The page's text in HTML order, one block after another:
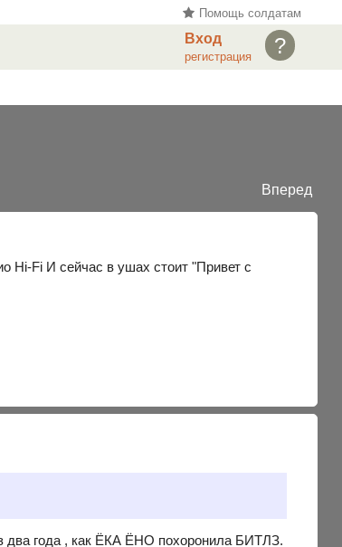
Помощь солдатам
?
Вход
регистрация
Вперед
И сейчас в ушах стоит "Привет с
два года , как ЁКА ЁНО похоронила БИТЛЗ.